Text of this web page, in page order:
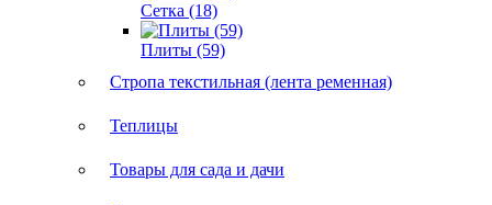
Сетка (18)
Плиты (59)
Стропа текстильная (лента ременная)
Теплицы
Товары для сада и дачи